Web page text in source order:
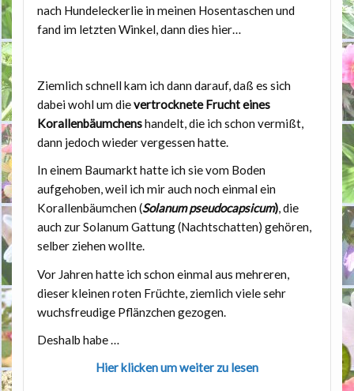
nach Hundeleckerlie in meinen Hosentaschen und
fand im letzten Winkel, dann dies hier…
Ziemlich schnell kam ich dann darauf, daß es sich
dabei wohl um dievertrocknete Frucht eines
Korallenbäumchenshandelt, die ich schon vermißt,
dann jedoch wieder vergessen hatte.
In einem Baumarkt hatte ich sie vom Boden
aufgehoben, weil ich mir auch noch einmal ein
Korallenbäumchen (Solanum pseudocapsicum), die
auch zur Solanum Gattung (Nachtschatten) gehören,
selber ziehen wollte.
Vor Jahren hatte ich schon einmal aus mehreren,
dieser kleinen roten Früchte, ziemlich viele sehr
wuchsfreudige Pflänzchen gezogen.
Deshalb habe …
Hier klicken um weiter zu lesen